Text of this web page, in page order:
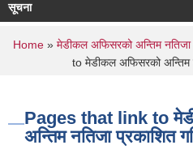
सूचना
You are here
Home» मेडीकल अफिसरको अन्तिम नतिजा
to मेडीकल अफिसरको अन्तिम
Pages that link to
अन्तिम नतिजा प्रकाशित